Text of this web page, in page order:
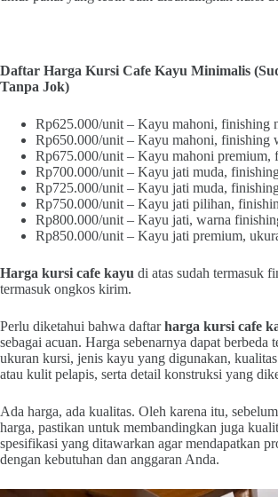
Daftar Harga Kursi Cafe Kayu Minimalis
Tanpa Jok)
Rp625.000/unit – Kayu mahoni, finishing
Rp650.000/unit – Kayu mahoni, finishing
Rp675.000/unit – Kayu mahoni premium,
Rp700.000/unit – Kayu jati muda,
Rp725.000/unit – Kayu jati muda,
Rp750.000/unit – Kayu jati pilihan,
Rp800.000/unit – Kayu jati, warna
Rp850.000/unit – Kayu jati premium,
Harga kursi cafe kayu di atas sudah termasuk
termasuk ongkos kirim.
Perlu diketahui bahwa daftarharga kursi cafe
sebagai acuan. Harga sebenarnya dapat berbeda
ukuran kursi, jenis kayu yang digunakan,
atau kulit pelapis, serta detail konstruksi yang
Ada harga, ada kualitas. Oleh karena itu,
harga, pastikan untuk membandingkan juga
spesifikasi yang ditawarkan agar mendapatkan
dengan kebutuhan dan anggaran Anda.